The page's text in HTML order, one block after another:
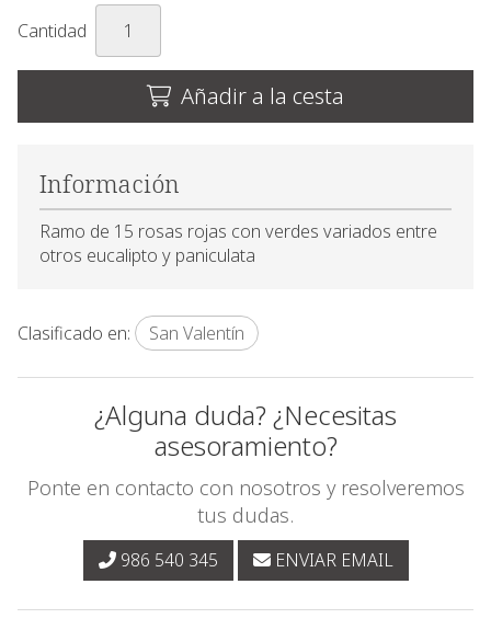
Cantidad
Añadir a la cesta
Información
Ramo de 15 rosas rojas con verdes variados entre
otros eucalipto y paniculata
Clasificado en: San Valentín
¿Alguna duda? ¿Necesitas
asesoramiento?
Ponte en contacto con nosotros y resolveremos
tus dudas.
986 540 345 ENVIAR EMAIL